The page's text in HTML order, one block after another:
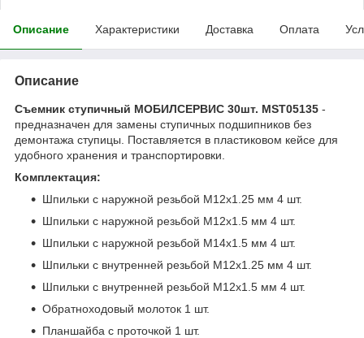
Описание Характеристики Доставка Оплата
Описание
Съемник ступичный МОБИЛСЕРВИС 30шт. MST05135 -
предназначен для замены ступичных подшипников без
демонтажа ступицы. Поставляется в пластиковом кейсе для
удобного хранения и транспортировки.
Комплектация:
Шпильки с наружной резьбой М12х1.25 мм 4 шт.
Шпильки с наружной резьбой М12х1.5 мм 4 шт.
Шпильки с наружной резьбой М14х1.5 мм 4 шт.
Шпильки с внутренней резьбой М12х1.25 мм 4 шт.
Шпильки с внутренней резьбой М12х1.5 мм 4 шт.
Обратноходовый молоток 1 шт.
Планшайба с проточкой 1 шт.